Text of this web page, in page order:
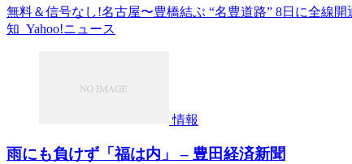
無料＆信号なし!名古屋〜豊橋結ぶ “名豊道路” 8日に全線
知 Yahoo!ニュース
情報
雨にも負けず「福は内」 – 豊田経済新聞